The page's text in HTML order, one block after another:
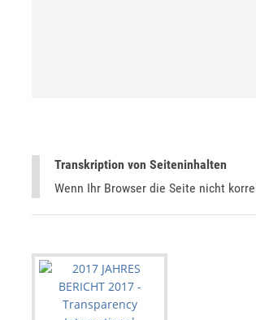
Transkription von Seiteninhalten
Wenn Ihr Browser die Seite nicht